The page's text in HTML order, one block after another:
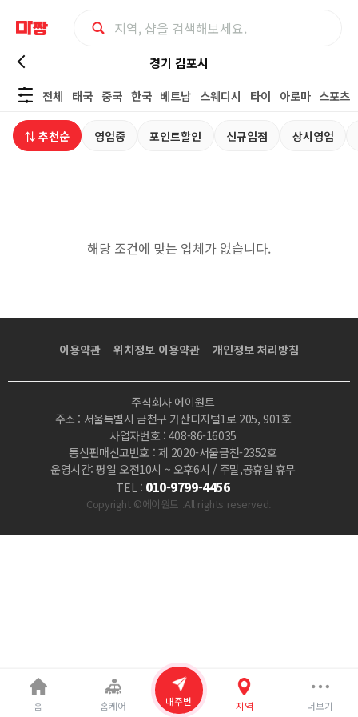
경
기
김
우
짱
경기 김포시
전체
태국 중국 한국 베트남 스웨디시 타이 아로마 스포츠
⇅ 추천순 영업중 포인트할인 신규입점 상시영업
해당 조건에 맞는 업체가 없습니다.
이용약관 위치정보 이용약관 개인정보 처리방침
주식회사 에이원트
주소 : 서울특별시 금천구 가산디지털1로 205, 901호
사업자번호 : 408-86-16035
통신판매신고번호 : 제 2020-서울금천-2352호
운영시간: 평일 오전10시 ~ 오후6시 / 주말,공휴일 휴무
TEL : 010-9799-4456
Copyright ©에이원트 .All rights reserved.
홈 홈케어 내주변 지역 더보기